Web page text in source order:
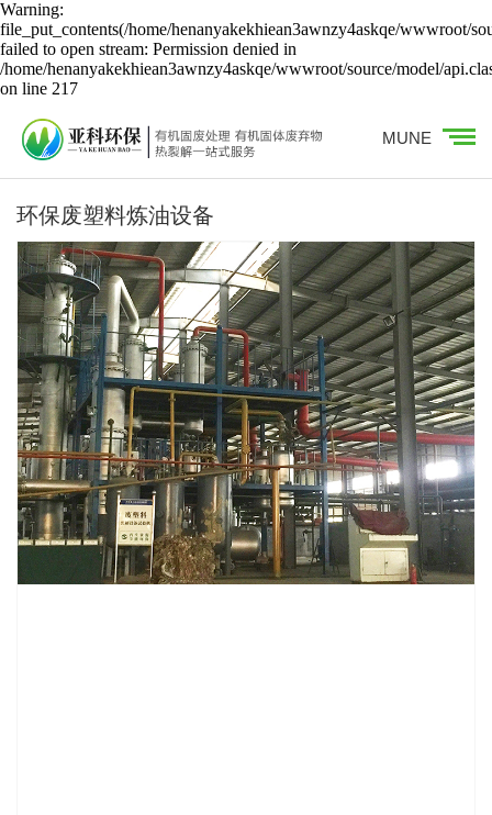
Warning:
file_put_contents(/home/henanyakekhiean3awnzy4askqe/wwwroot/
failed to open stream: Permission denied in
/home/henanyakekhiean3awnzy4askqe/wwwroot/source/model/
on line 217
MUNE
环保废塑料炼油设备